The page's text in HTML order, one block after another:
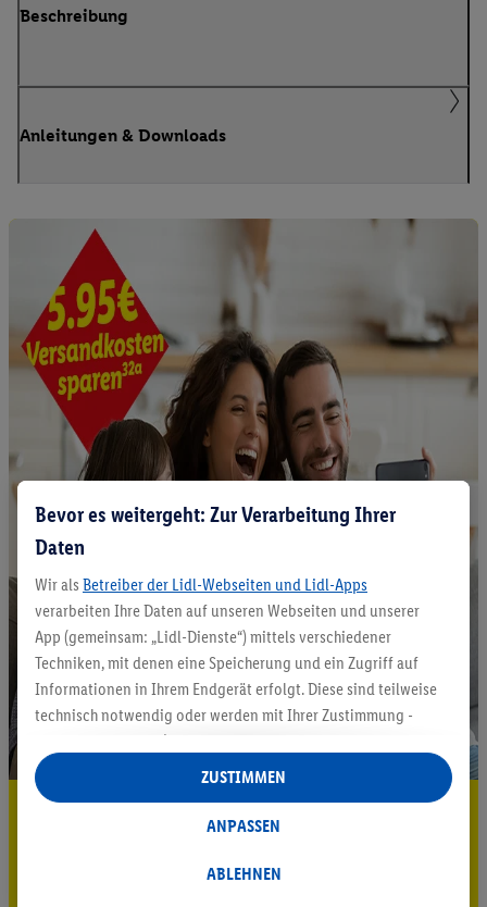
Beschreibung
Anleitungen & Downloads
5.95 € Versand sparen³²ᵃ
Bevor es weitergeht: Zur Verarbeitung Ihrer
Daten
Wir als Betreiber der Lidl-Webseiten und Lidl-Apps
verarbeiten Ihre Daten auf unseren Webseiten und unserer
App (gemeinsam: „Lidl-Dienste“) mittels verschiedener
Techniken, mit denen eine Speicherung und ein Zugriff auf
Informationen in Ihrem Endgerät erfolgt. Diese sind teilweise
technisch notwendig oder werden mit Ihrer Zustimmung -
auch durch Partner (u.a.
Verantwortliche; im Zusammenhang mit dem IAB TCF
insgesamt
Statistik-Erstellung oder für personalisierte Werbung
Datenverarbeitungen für personalisierte Werbung werden
ABLEHNEN
ANPASSEN
ZUSTIMMEN